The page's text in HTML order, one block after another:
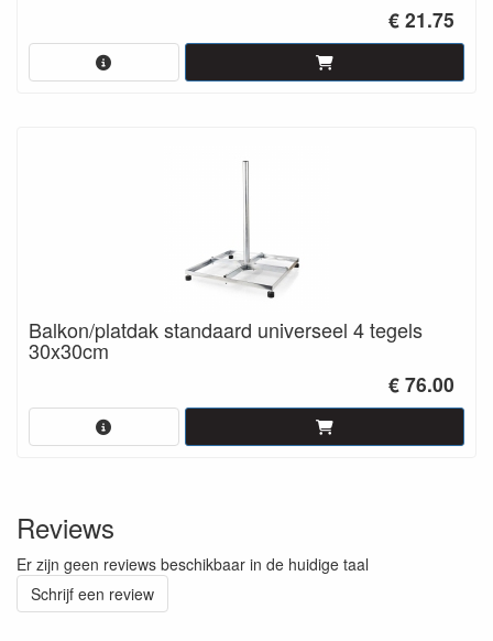
€ 21.75
Balkon/platdak standaard universeel 4 tegels
30x30cm
€ 76.00
Reviews
Er zijn geen reviews beschikbaar in de huidige taal
Schrijf een review